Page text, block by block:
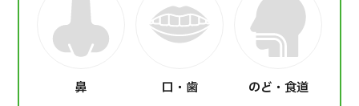
鼻 口・歯 のど・食道